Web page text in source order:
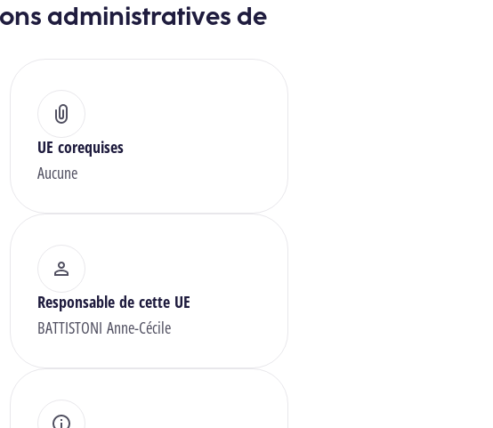
administratives de
UE corequises
Aucune
Responsable de cette UE
BATTISTONI Anne-Cécile